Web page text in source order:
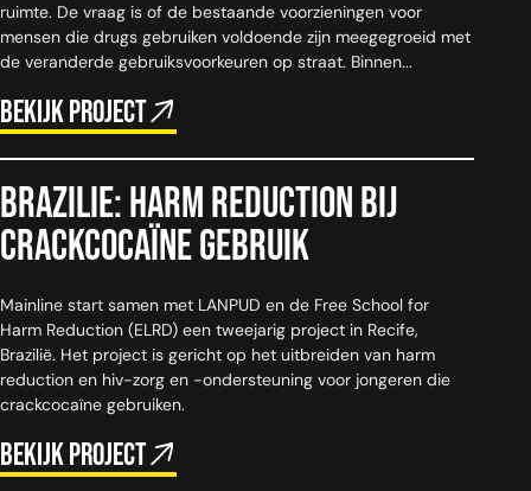
ruimte. De vraag is of de bestaande voorzieningen voor
mensen die drugs gebruiken voldoende zijn meegegroeid met
de veranderde gebruiksvoorkeuren op straat. Binnen...
Bekijk project
Brazilie: Harm reduction bij
crackcocaïne gebruik
Mainline start samen met LANPUD en de Free School for
Harm Reduction (ELRD) een tweejarig project in Recife,
Brazilië. Het project is gericht op het uitbreiden van harm
reduction en hiv-zorg en -ondersteuning voor jongeren die
crackcocaïne gebruiken.
Bekijk project